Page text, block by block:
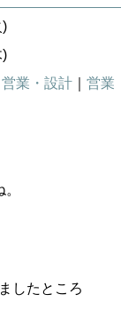
)
)
業・設計
営業
したところ